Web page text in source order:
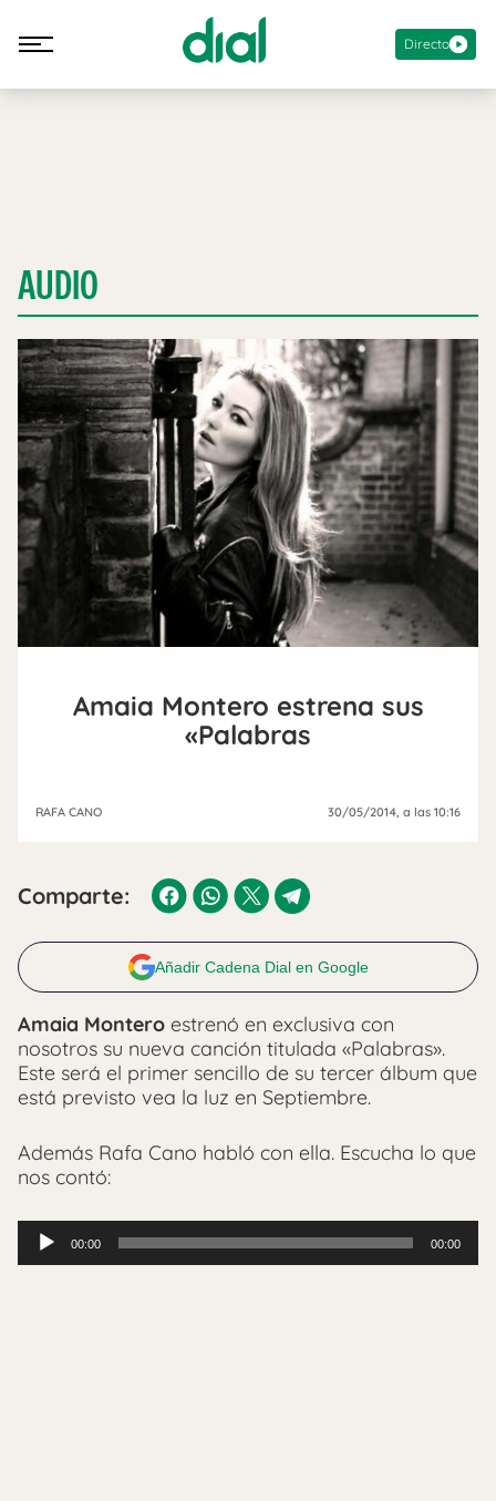
Directo
AUDIO
Amaia Montero estrena sus
«Palabras
RAFA CANO 30/05/2014 , a las 10:16
Comparte:
Añadir Cadena Dial en Google
Amaia Montero estrenó en exclusiva con
nosotros su nueva canción titulada «Palabras».
Este será el primer sencillo de su tercer álbum que
está previsto vea la luz en Septiembre.
Además Rafa Cano habló con ella. Escucha lo que
nos contó:
Reproductor
00:00 00:00